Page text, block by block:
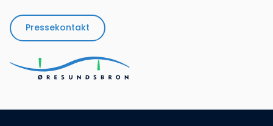
Pressekontakt